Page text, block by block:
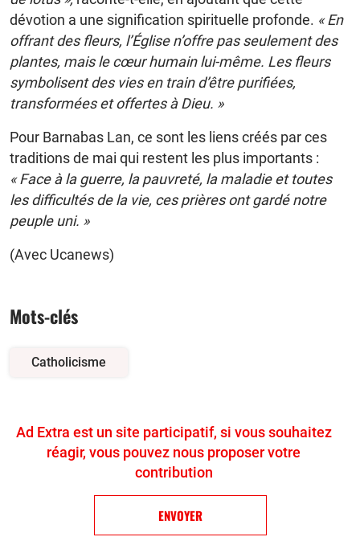
dévotion a une signification spirituelle profonde. « En
offrant des fleurs, l’Église n’offre pas seulement des
plantes, mais le cœur humain lui-même. Les fleurs
symbolisent des vies en train d’être purifiées,
transformées et offertes à Dieu. »
Pour Barnabas Lan, ce sont les liens créés par ces
traditions de mai qui restent les plus importants :
« Face à la guerre, la pauvreté, la maladie et toutes
les difficultés de la vie, ces prières ont gardé notre
peuple uni. »
(Avec Ucanews)
Mots-clés
Catholicisme
Ad Extra est un site participatif, si vous souhaitez
réagir, vous pouvez nous proposer votre
contribution
ENVOYER